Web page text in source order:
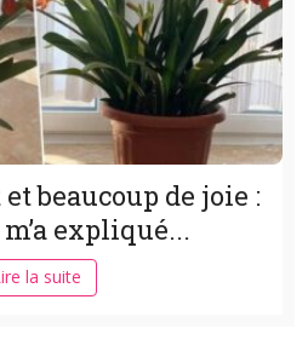
beaucoup de joie :
expliqué...
la suite